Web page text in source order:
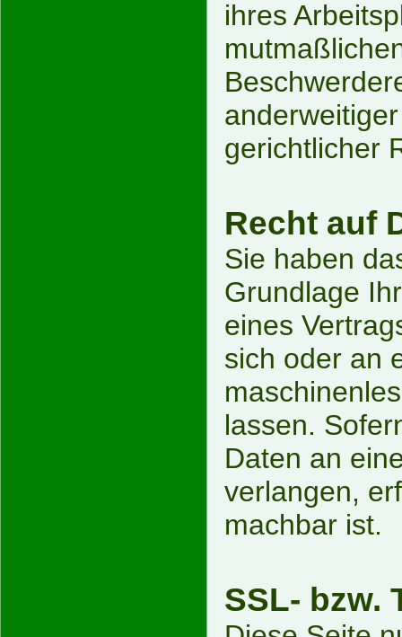
ihres
gerichtlicher
Recht auf
Sie haben
Grundlage
eines
sich oder an
lassen.
Daten an
verlangen,
machbar ist.
SSL- bzw.